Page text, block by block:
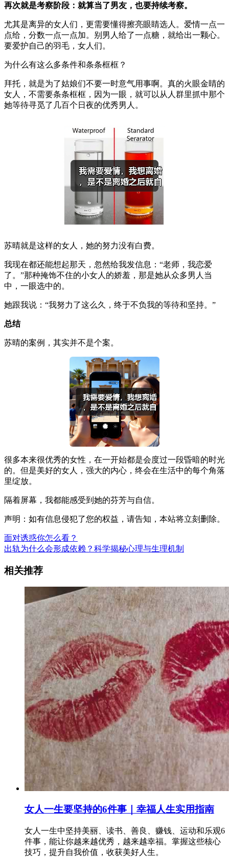
再次就是考察阶段：就算当了男友，也要持续考察。
尤其是离异的女人们，更需要懂得擦亮眼睛选人。爱情一点一
点给，分数一点一点加。别男人给了一点糖，就给出一颗心。
要爱护自己的羽毛，女人们。
为什么有这么多条件和条条框框？
拜托，就是为了姑娘们不要一时意气用事啊。真的火眼金睛的
女人，不需要条条框框，因为一眼，就可以从人群里抓中那个
她等待寻觅了几百个日夜的优秀男人。
苏晴就是这样的女人，她的努力没有白费。
我现在都还能想起那天，忽然给我发信息：“老师，我恋爱
了。”那种掩饰不住的小女人的娇羞，那是她从众多男人当
中，一眼选中的。
她跟我说：“我努力了这么久，终于不负我的等待和坚持。”
总结
苏晴的案例，其实并不是个案。
很多本来很优秀的女性，在一开始都是会度过一段昏暗的时光
的。但是美好的女人，强大的内心，终会在生活中的每个角落
里绽放。
隔着屏幕，我都能感受到她的芬芳与自信。
声明：如有信息侵犯了您的权益，请告知，本站将立刻删除。
面对诱惑你怎么看？
出轨为什么会形成依赖？科学揭秘心理与生理机制
相关推荐
女人一生要坚持的6件事｜幸福人生实用指南
女人一生中坚持美丽、读书、善良、赚钱、运动和乐观6
件事，能让你越来越优秀，越来越幸福。掌握这些核心
技巧，提升自我价值，收获美好人生。